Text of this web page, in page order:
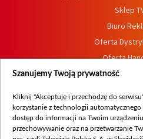
Sklep
Biuro
Oferta
Oferta
Procedura
Szanujemy Twoją prywatność
Kliknij "Akceptuję i przechodzę do
korzystanie z technologii automatycznego
dostęp do informacji na Twoim
przechowywanie oraz na przetwarzanie